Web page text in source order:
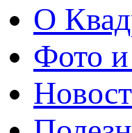
О
Фото